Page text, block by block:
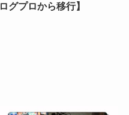
ログプロから移行】